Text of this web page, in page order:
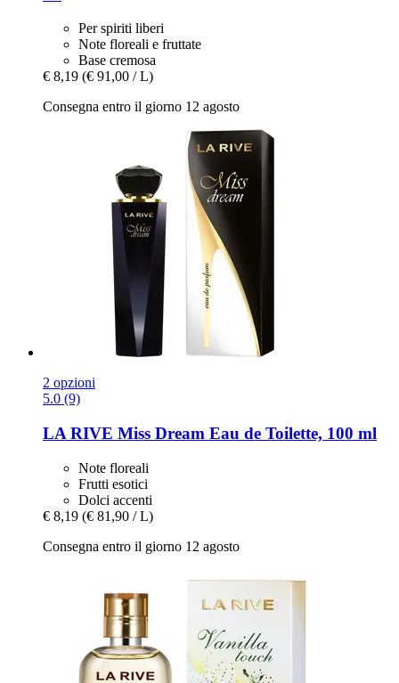
Per spiriti liberi
Note floreali e fruttate
Base cremosa
€ 8,19 (€ 91,00 / L)
Consegna entro il giorno 12 agosto
2 opzioni
5.0 (9)
LA RIVE Miss Dream Eau de Toilette, 100 ml
Note floreali
Frutti esotici
Dolci accenti
€ 8,19 (€ 81,90 / L)
Consegna entro il giorno 12 agosto